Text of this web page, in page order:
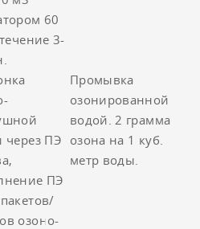
60
3-
через ПЭ
ПЭ
озоно-
Промывка
озонированной
водой. 2 грамма
озона на 1 куб.
метр воды.